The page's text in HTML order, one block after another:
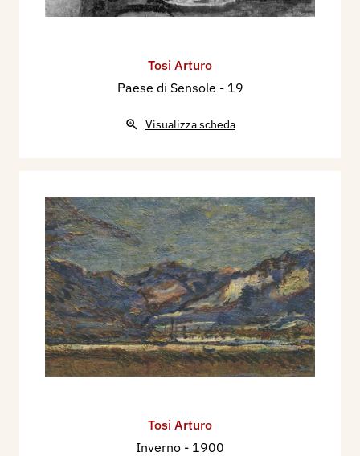
Tosi Arturo
Paese di Sensole - 19
Visualizza scheda
Tosi Arturo
Inverno - 1900